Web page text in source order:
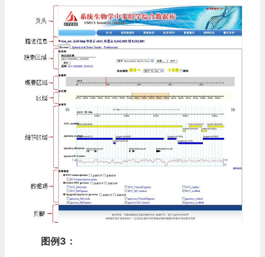
图例3：